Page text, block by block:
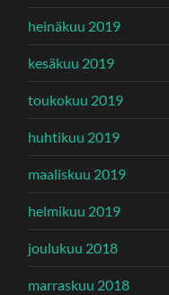
heinäkuu 2019
kesäkuu 2019
toukokuu 2019
huhtikuu 2019
maaliskuu 2019
helmikuu 2019
joulukuu 2018
marraskuu 2018